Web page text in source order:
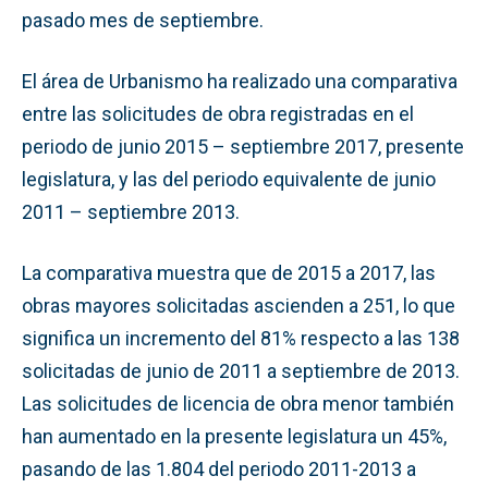
pasado mes de septiembre.
El área de Urbanismo ha realizado una comparativa
entre las solicitudes de obra registradas en el
periodo de junio 2015 – septiembre 2017, presente
legislatura, y las del periodo equivalente de junio
2011 – septiembre 2013.
La comparativa muestra que de 2015 a 2017, las
obras mayores solicitadas ascienden a 251, lo que
significa un incremento del 81% respecto a las 138
solicitadas de junio de 2011 a septiembre de 2013.
Las solicitudes de licencia de obra menor también
han aumentado en la presente legislatura un 45%,
pasando de las 1.804 del periodo 2011-2013 a